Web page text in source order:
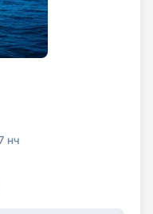
нч